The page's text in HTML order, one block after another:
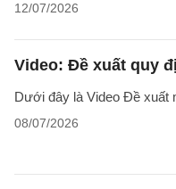
12/07/2026
Video: Đề xuất quy
Dưới đây là Video Đề xuất
08/07/2026